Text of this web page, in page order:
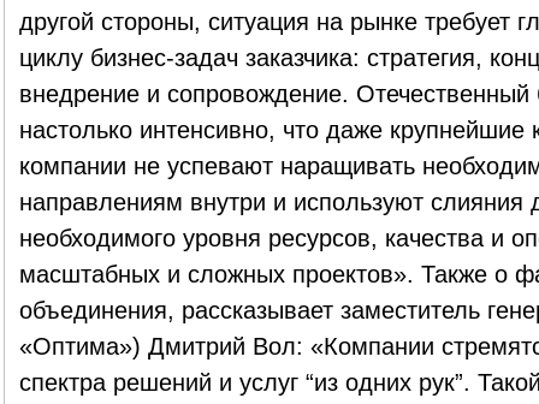
другой стороны, ситуация на рынке требует
циклу бизнес-задач заказчика: стратегия,
внедрение и сопровождение. Отечественный
настолько интенсивно, что даже крупнейшие
компании не успевают наращивать
направлениям внутри и используют слияния
необходимого уровня ресурсов, качества и
масштабных и сложных проектов». Также о
объединения, рассказывает заместитель
«Оптима») Дмитрий Вол: «Компании
спектра решений и услуг “из одних рук”.